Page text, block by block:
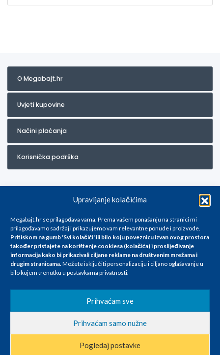
Upravljanje kolačićima
Megabajt.hr se prilagođava vama. Prema vašem ponašanju na stranici mi
prilagođavamo sadržaj i prikazujemo vam relevantne ponude i proizvode.
Pritiskom na gumb 'Svi kolačići' ili bilo koju poveznicu izvan ovog prostora
također pristajete na korištenje cookiesa (kolačića) i proslijeđivanje
informacija kako bi prikazivali ciljane reklame na društvenim mrežama i
drugim stranicama.Možete isključiti personalizaciju i ciljano oglašavanje u
bilo kojem trenutku u postavkama privatnosti.
Prihvaćam sve
Prihvaćam samo nužne
Pogledaj postavke
O Megabajt.hr
Uvjeti kupovine
Načini plaćanja
Korisnička podrška
Za artikle kojih trenutno nema u ponudi obratite nam se na
info@megabajt.hr. Sve cijene su informativnog karaktera i podložne su
promjenama, a
iskazane su za avansno plaćanje(gotovina) u Eurima i uključuju PDV. Sve
se razlikovati od cijena u našim poslovnicama. Trudimo se dati što bolji
i točniji opis i sliku. Unatoč tome, ne možemo garantirati da su svi
nastale u opisu proizvoda, greške prilikom štampanja te promjene
cijena.